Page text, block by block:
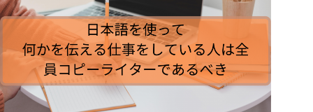
スタッフ紹介
最新ブログ
会社概要